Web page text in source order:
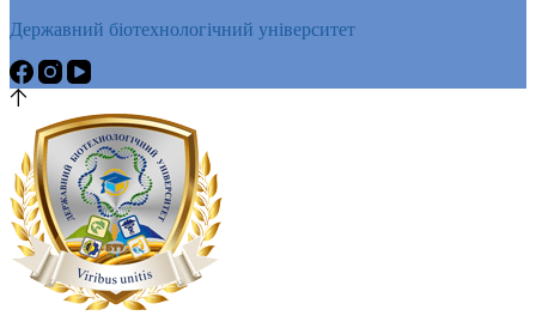
Державний біотехнологічний університет